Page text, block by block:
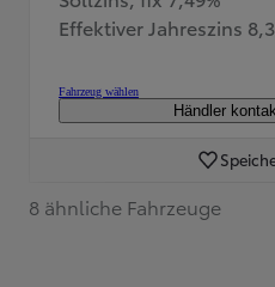
Effektiver Jahreszins
Fahrzeug wählen
Händler
8 ähnliche Fahrzeuge